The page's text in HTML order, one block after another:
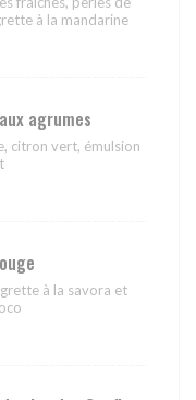
à la mandarine
agrumes
citron vert, émulsion
à la savora et